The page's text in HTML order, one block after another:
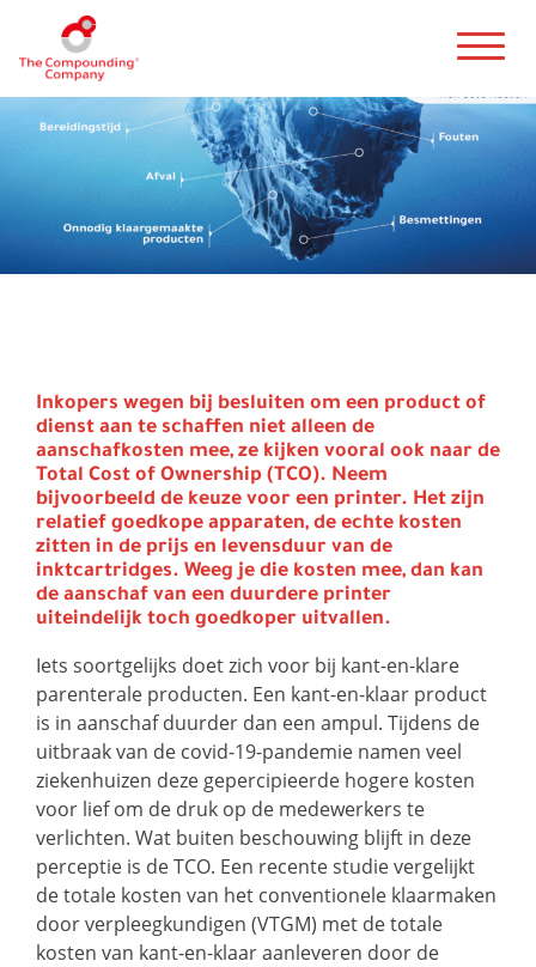
Kant-en-klaar aanleveren
goedkoper
Inkopers wegen bij besluiten om een product of
dienst aan te schaffen niet alleen de
aanschafkosten mee, ze kijken vooral ook naar de
Total Cost of Ownership (TCO). Neem
bijvoorbeeld de keuze voor een printer. Het zijn
relatief goedkope apparaten, de echte kosten
zitten in de prijs en levensduur van de
inktcartridges. Weeg je die kosten mee, dan kan
de aanschaf van een duurdere printer
uiteindelijk toch goedkoper uitvallen.
Iets soortgelijks doet zich voor bij kant-en-klare
parenterale producten. Een kant-en-klaar product
is in aanschaf duurder dan een ampul. Tijdens de
uitbraak van de covid-19-pandemie namen veel
ziekenhuizen deze gepercipieerde hogere kosten
voor lief om de druk op de medewerkers te
verlichten. Wat buiten beschouwing blijft in deze
perceptie is de TCO. Een recente studie vergelijkt
de totale kosten van het conventionele klaarmaken
door verpleegkundigen (VTGM) met de totale
kosten van kant-en-klaar aanleveren door de